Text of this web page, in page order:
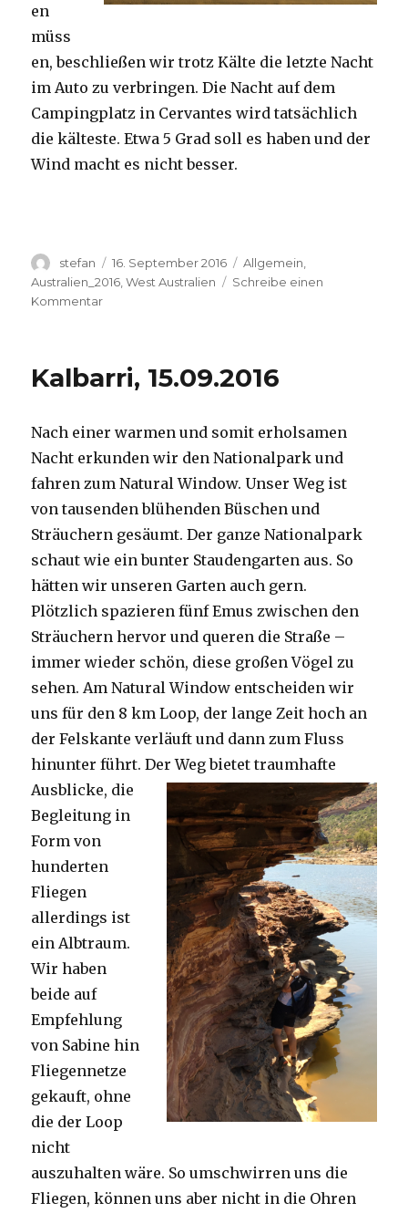
en
müss
en, beschließen wir trotz Kälte die letzte Nacht
im Auto zu verbringen. Die Nacht auf dem
Campingplatz in Cervantes wird tatsächlich
die kälteste. Etwa 5 Grad soll es haben und der
Wind macht es nicht besser.
Autor
stefan
Veröffentlicht
am
16. September 2016 Kategorien
Allgemein
Australien_2016 ,West Australien
Schreibe einen
Kommentarzu
Kalbarri, 15.09.2016
Nach einer warmen und somit erholsamen
Nacht erkunden wir den Nationalpark und
fahren zum Natural Window. Unser Weg ist
von tausenden blühenden Büschen und
Sträuchern gesäumt. Der ganze Nationalpark
schaut wie ein bunter Staudengarten aus. So
hätten wir unseren Garten auch gern.
Plötzlich spazieren fünf Emus zwischen den
Sträuchern hervor und queren die Straße –
immer wieder schön, diese großen Vögel zu
sehen. Am Natural Window entscheiden wir
uns für den 8 km Loop, der lange Zeit hoch an
der Felskante verläuft und dann zum Fluss
hinunter führt. Der Weg bietet traumhafte
Ausblicke, die
Begleitung in
Form von
hunderten
Fliegen
allerdings ist
ein Albtraum.
Wir haben
beide auf
Empfehlung
von Sabine hin
Fliegennetze
gekauft, ohne
die der Loop
nicht
auszuhalten wäre. So umschwirren uns die
Fliegen, können uns aber nicht in die Ohren